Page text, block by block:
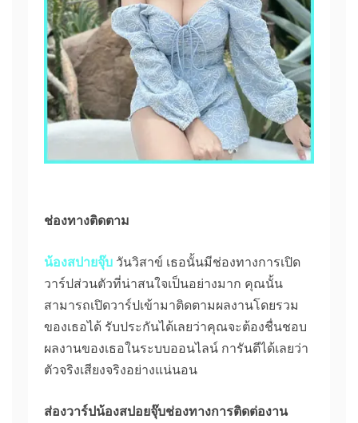
ช่องทางติดตาม
น้องสปายจุ๊บ วันวิสาข์ เธอนั้นมีช่องทางการเปิด
วาร์ปส่วนตัวที่น่าสนใจเป็นอย่างมาก คุณนั้น
สามารถเปิดวาร์ปเข้ามาติดตามผลงานโดยรวม
ของเธอได้ รับประกันได้เลยว่าคุณจะต้องชื่นชอบ
ผลงานของเธอในระบบออนไลน์ การันตีได้เลยว่า
ตัวจริงเสียงจริงอย่างแน่นอน
ส่องวาร์ปน้องสปอยจุ๊บช่องทางการติดต่องาน